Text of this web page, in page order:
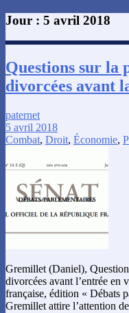
Jour : 5 avril 2018
Questions sur la
divorcées avant
paternet
5 avril 2018
Combat, Droit, Économie,
Gremillet (Daniel),
divorcées avant l’entrée
française, édition « Débats
Gremillet attire l’attention